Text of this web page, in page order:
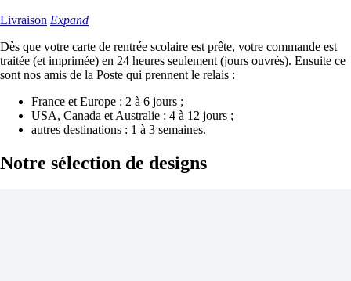
Livraison Expand
Dès que votre carte de rentrée scolaire est prête, votre commande est
traitée (et imprimée) en 24 heures seulement (jours ouvrés). Ensuite ce
sont nos amis de la Poste qui prennent le relais :
France et Europe : 2 à 6 jours ;
USA, Canada et Australie : 4 à 12 jours ;
autres destinations : 1 à 3 semaines.
Notre sélection de designs